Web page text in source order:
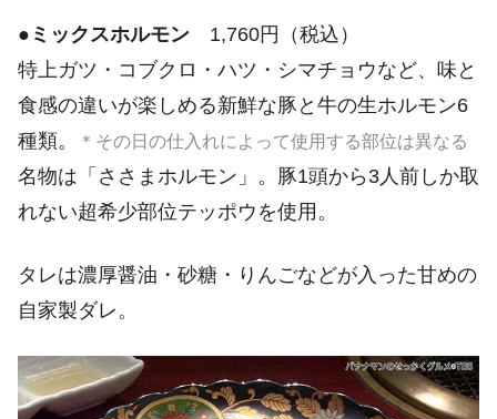
● ミックスホルモン 1,760円（税込）
特上ガツ・コブクロ・ハツ・シマチョウなど、味と
食感の違いが楽しめる新鮮な豚と牛の生ホルモン6
種類。
＊その日の仕入れによって使用する部位は異なる
名物は「ささまホルモン」。豚1頭から3人前しか取
れない超希少部位テッポウを使用。
タレは濃厚醤油・砂糖・りんごなどが入った甘めの
自家製ダレ。